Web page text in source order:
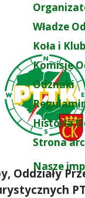
Władze
Koła i
Komisje
Odznaki
Historia
Strona
Nasze
Oddziały